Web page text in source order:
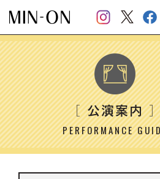
HOME ＞ 公演案内
［公演案内
PERFORMANCE